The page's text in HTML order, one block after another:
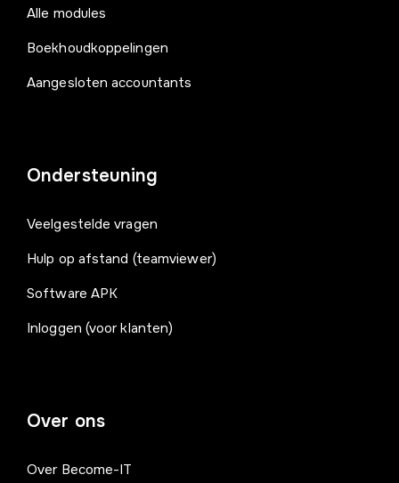
Alle modules
Boekhoudkoppelingen
Aangesloten accountants
Ondersteuning
Veelgestelde vragen
Hulp op afstand (teamviewer)
Software APK
Inloggen (voor klanten)
Over ons
Over Become-IT